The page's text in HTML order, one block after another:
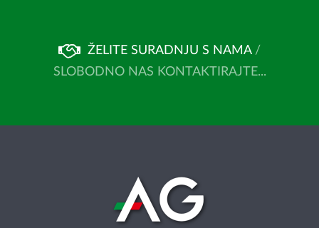
ŽELITE SURADNJU S NAMA /
SLOBODNO NAS KONTAKTIRAJTE...